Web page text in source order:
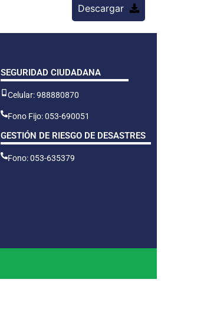
Descargar
SEGURIDAD CIUDADANA
Celular: 988880870
Fono Fijo: 053-690051
GESTIÓN DE RIESGO DE DESASTRES
Fono: 053-635379